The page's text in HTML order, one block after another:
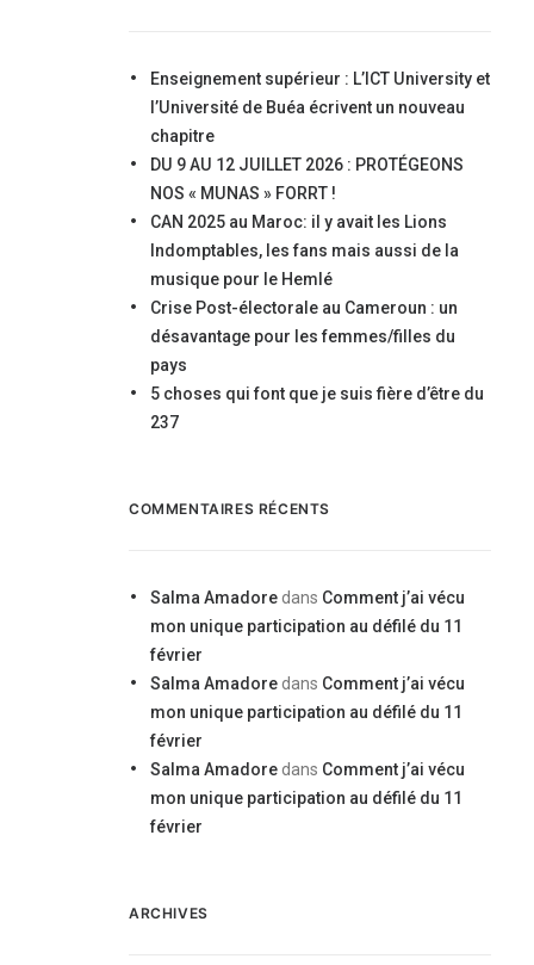
Enseignement supérieur : L’ICT University et
l’Université de Buéa écrivent un nouveau
chapitre
DU 9 AU 12 JUILLET 2026 : PROTÉGEONS
NOS « MUNAS » FORRT !
CAN 2025 au Maroc: il y avait les Lions
Indomptables, les fans mais aussi de la
musique pour le Hemlé
Crise Post-électorale au Cameroun : un
désavantage pour les femmes/filles du
pays
5 choses qui font que je suis fière d’être du
237
COMMENTAIRES RÉCENTS
Salma Amadore dans Comment j’ai vécu
mon unique participation au défilé du 11
février
Salma Amadore dans Comment j’ai vécu
mon unique participation au défilé du 11
février
Salma Amadore dans Comment j’ai vécu
mon unique participation au défilé du 11
février
ARCHIVES